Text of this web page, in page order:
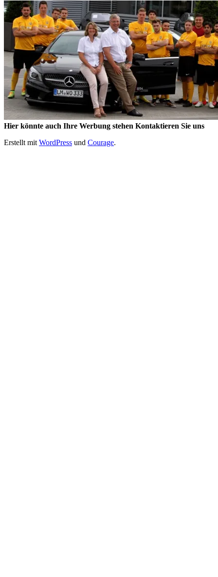
Hier könnte auch Ihre Werbung stehen Kontaktieren Sie uns
Erstellt mit WordPress und Courage.